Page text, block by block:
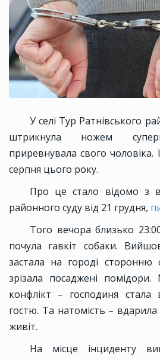
У селі Тур Ратнівського
штрикнула ножем
приревнувала свого
серпня цього року.
Про це стало відомо з
районного суду від 21 грудня,
Того вечора близько
почула гавкіт собаки.
застала на городі сторонню
зрізала посаджені
конфлікт – господиня стала
гостю. Та натомість –
живіт.
На місце інциденту